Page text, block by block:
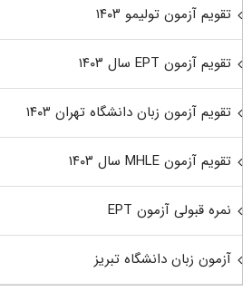
تقویم آزمون تولیمو ۱۴۰۳
تقویم آزمون EPT سال ۱۴۰۳
تقویم آزمون زبان دانشگاه تهران ۱۴۰۳
تقویم آزمون MHLE سال ۱۴۰۳
نمره قبولی آزمون EPT
آزمون زبان دانشگاه تبریز